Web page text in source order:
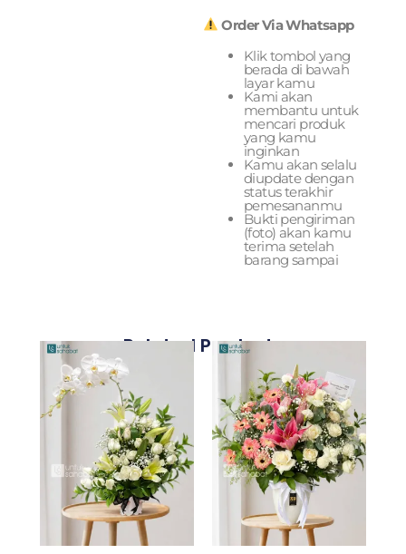
Order Via Whatsapp
Klik tombol yang
berada di bawah
layar kamu
Kami akan
membantu untuk
mencari produk
yang kamu
inginkan
Kamu akan selalu
diupdate dengan
status terakhir
pemesananmu
Bukti pengiriman
(foto) akan kamu
terima setelah
barang sampai
Related Products